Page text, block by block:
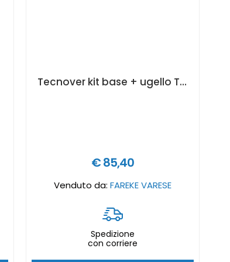
Tecnover kit base + ugello Tecnover paintip low pressure - Dimensione ugelli Tecnover: 213
€ 85,40
Venduto da:FAREKE VARESE
Spedizione
con corriere